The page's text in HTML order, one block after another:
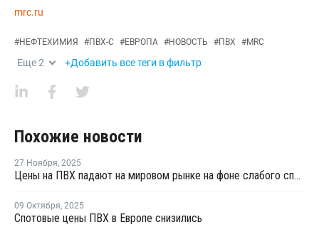
mrc.ru
#НЕФТЕХИМИЯ #ПВХ-С #ЕВРОПА #НОВОСТЬ #ПВХ #MRC
Еще2 +Добавить все теги в фильтр
Похожие новости
27 Ноября, 2025
Цены на ПВХ падают на мировом рынке на фоне слабого спроса и высокого давления на рынки
09 Октября, 2025
Спотовые цены ПВХ в Европе снизились